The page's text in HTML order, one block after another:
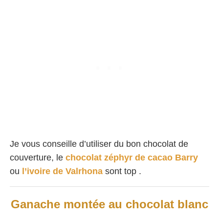
Je vous conseille d’utiliser du bon chocolat de
couverture, le chocolat zéphyr de cacao Barry
ou l’ivoire de Valrhona sont top .
Ganache montée au chocolat blanc